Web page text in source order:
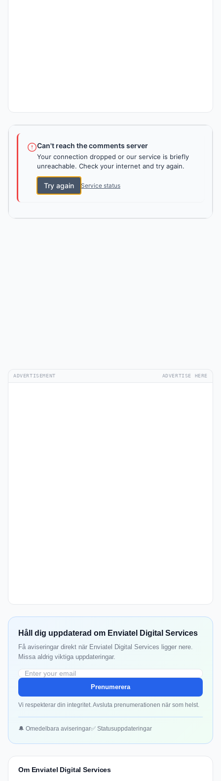
Can't reach the comments server
Your connection dropped or our service is briefly
unreachable. Check your internet and try again.
Try again Service status
ADVERTISEMENT ADVERTISE HERE
Håll dig uppdaterad om Enviatel Digital Services
Få aviseringar direkt när Enviatel Digital Services ligger nere.
Missa aldrig viktiga uppdateringar.
Prenumerera
Vi respekterar din integritet. Avsluta prenumerationen när som helst.
🔔 Omedelbara aviseringar✅ Statusuppdateringar
Om Enviatel Digital Services